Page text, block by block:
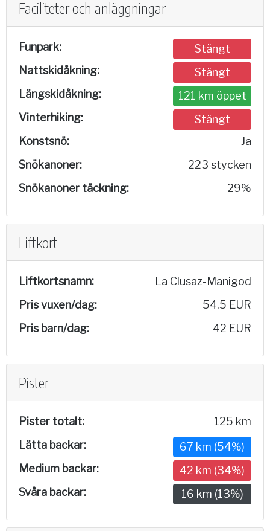
Faciliteter och anläggningar
Funpark:
Stängt
Nattskidåkning:
Stängt
Längskidåkning:
121 km öppet
Vinterhiking:
Stängt
Konstsnö:
Ja
Snökanoner:
223 stycken
Snökanoner täckning:
29%
Liftkort
Liftkortsnamn:
La Clusaz-Manigod
Pris vuxen/dag:
54.5 EUR
Pris barn/dag:
42 EUR
Pister
Pister totalt:
125 km
Lätta backar:
67 km (54%)
Medium backar:
42 km (34%)
Svåra backar:
16 km (13%)